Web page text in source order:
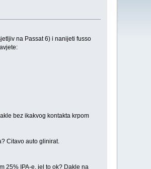
na Passat 6) i nanijeti fusso
bez ikakvog kontakta krpom
Citavo auto glinirat.
25% IPA-e, jel to ok? Dakle na